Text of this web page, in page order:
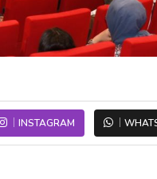
INSTAGRAM